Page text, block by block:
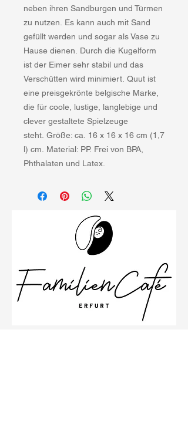
neben ihren Sandburgen und Türmen
zu nutzen. Es kann auch mit Sand
gefüllt werden und sogar als Vase zu
Hause dienen. Durch die Kugelform
ist der Eimer sehr stabil und das
Verschütten wird minimiert. Quut ist
eine preisgekrönte belgische Marke,
die für coole, lustige, langlebige und
clever gestaltete Spielzeuge
steht. Größe: ca. 16 x 16 x 16 cm (1,7
l) cm. Material: PP. Frei von BPA,
Phthalaten und Latex.